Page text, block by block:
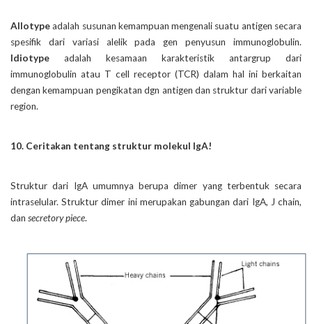
Allotypeadalah susunan kemampuan mengenali suatu antigen secara
spesifik dari variasi alelik pada gen penyusun immunoglobulin.
Idiotype adalah kesamaan karakteristik antargrup dari
immunoglobulin atau T cell receptor (TCR) dalam hal ini berkaitan
dengan kemampuan pengikatan dgn antigen dan struktur dari variable
region.
10. Ceritakan tentang struktur molekul IgA!
Struktur dari IgA umumnya berupa dimer yang terbentuk secara
intraselular. Struktur dimer ini merupakan gabungan dari IgA, J chain,
dan secretory piece.